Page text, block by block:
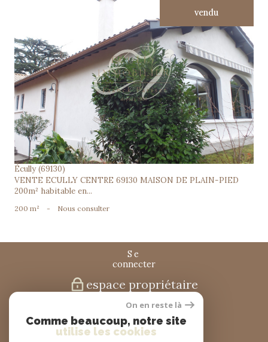
vendu
voir le bien
Écully (69130)
VENTE ECULLY CENTRE 69130 MAISON DE PLAIN-PIED
200m² habitable en...
200 m² - Nous consulter
se
connecter
espace propriétaire
nous
suivre
On en reste là
Comme beaucoup, notre site
utilise les cookies